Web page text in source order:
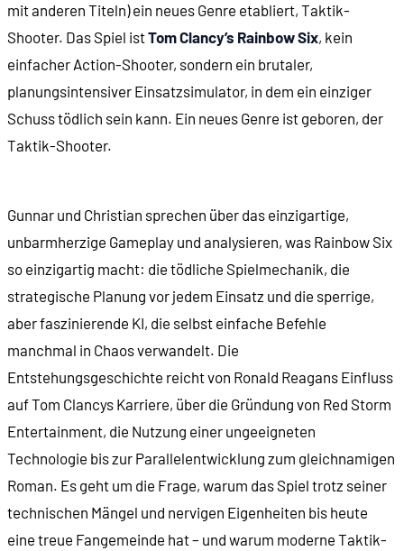
00:08:19 - Tom Clancy
00:11:22 - Harrison Ford als Jack Ryan
00:11:41
00:14:01 - Die Stunde der Patrioten (1987)
- Entstehung der Spezialeinheit
00:16:46 - Themen bei Tom Clancy
00:18:01 - Der Schattenkrieg (1989)
00:19:38 - Gnadenlos (1993)
mit anderen Titeln) ein neues Genre etabliert, Taktik-
Shooter. Das Spiel istTom Clancy’s Rainbow Six, kein
einfacher Action-Shooter, sondern ein brutaler,
planungsintensiver Einsatzsimulator, in dem ein einziger
Schuss tödlich sein kann. Ein neues Genre ist geboren, der
Taktik-Shooter.
Gunnar und Christian sprechen über das einzigartige,
unbarmherzige Gameplay und analysieren, was Rainbow Six
so einzigartig macht: die tödliche Spielmechanik, die
strategische Planung vor jedem Einsatz und die sperrige,
aber faszinierende KI, die selbst einfache Befehle
manchmal in Chaos verwandelt. Die
Entstehungsgeschichte reicht von Ronald Reagans Einfluss
auf Tom Clancys Karriere, über die Gründung von Red Storm
Entertainment, die Nutzung einer ungeeigneten
Technologie bis zur Parallelentwicklung zum gleichnamigen
Roman. Es geht um die Frage, warum das Spiel trotz seiner
technischen Mängel und nervigen Eigenheiten bis heute
eine treue Fangemeinde hat – und warum moderne Taktik-